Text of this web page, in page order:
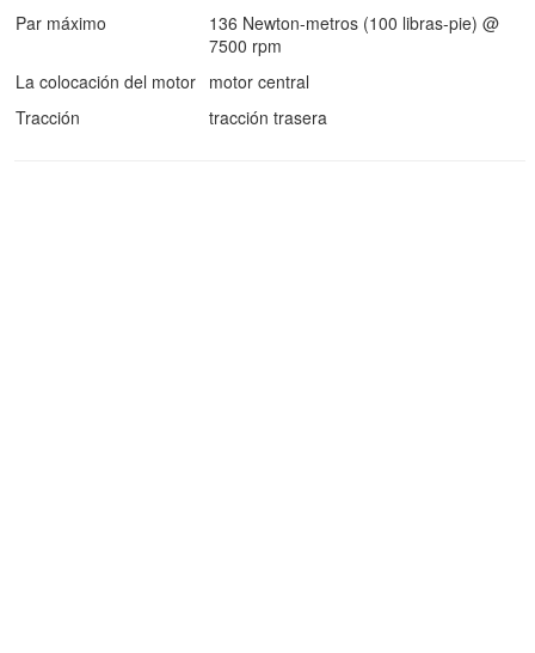
Par máximo
136 Newton-metros (100 libras-pie) @
7500 rpm
La colocación del motor motor central
Tracción
tracción trasera